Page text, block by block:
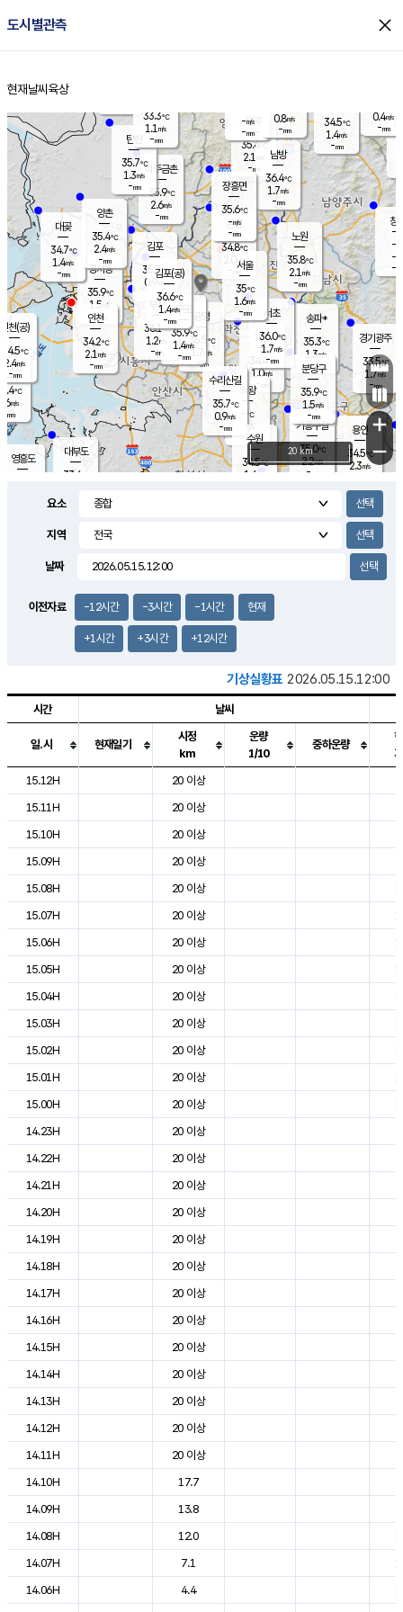
도시별관측 close
홈
현재날씨 육상
의도
℃
m/s
mm
영흥도
양주
35.4℃
2.1
-mm
과천
34.4℃
1.0m/s
- mm
용인
34.5℃
2.3m/s
경기광주
33.5℃
1.7m/s
-mm
2.6m/s
대부도
33.6
경서동
35.9℃
1.5 m/s
-mm
파주금촌
35.9℃
2.6m/s
-mm
34.5℃
1.4m/s
-mm
대곶
34.7℃
1.4m/s
-mm
창
-
-m/
-
탄현
35.7℃
1.3m/s
-mm
0.4m/s
-mm
의왕
- ℃
m/s
mm
김포
35.7℃
0.9 m/s
mm
광명
35.5 ℃
1.7 m/s
-mm
부천
36.1℃
1.2m/s
-mm
양촌
35.4℃
2.4m/s
-mm
구로
35.9℃
1.4m/s
-mm
은평
34.8℃
2.0 m/s
- mm
노원
35.8℃
2.1 m/s
-mm
송파*
35.3℃
1.3m/s
-mm
서초
36.0℃
1.7m/s
-mm
남방
36.4℃
1.7m/s
-mm
기흥구갈
35.0℃
2.2m/s
-
수리산길
35.7℃
0.9m/s
-mm
분당구
35.9℃
1.5m/s
-mm
장흥면
35.6℃
-m/s
-mm
-m/s
-mm
인천(공)
34.5℃
2.4m/s
-mm
김포(공)
36.6℃
1.4m/s
-mm
수원
34.5℃
1.6 m/s
인천
34.2℃
2.1 m/s
-mm
서울
35℃
1.6m/s
-mm
33.3℃
1.1 m/s
-mm
0.8m/s
-mm
+
−
20 km
요소
지역
날짜
이전자료 -12시간 -3시간 -1시간 현재
+1시간 +3시간 +12시간
기상실황표 2026.05.15.12:00
도시별 기상실황표로 지점, 날씨, 기온, 강수, 바람, 기압등을 안내한 표입
시간 날씨
일.시 현재일기
시정
km
운량
1/10
중하운량
15.12H
20 이상
15.11H
20 이상
15.10H
20 이상
15.09H
20 이상
15.08H
20 이상
15.07H
20 이상
15.06H
20 이상
15.05H
20 이상
15.04H
20 이상
15.03H
20 이상
15.02H
20 이상
15.01H
20 이상
15.00H
20 이상
14.23H
20 이상
14.22H
20 이상
14.21H
20 이상
14.20H
20 이상
14.19H
20 이상
14.18H
20 이상
14.17H
20 이상
14.16H
20 이상
14.15H
20 이상
14.14H
20 이상
14.13H
20 이상
14.12H
20 이상
14.11H
20 이상
14.10H
17.7
14.09H
13.8
14.08H
12.0
14.07H
7.1
14.06H
4.4